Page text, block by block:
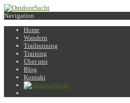
Navigation
Home
Wandern
Trailrunning
Training
Über uns
Blog
Kontakt